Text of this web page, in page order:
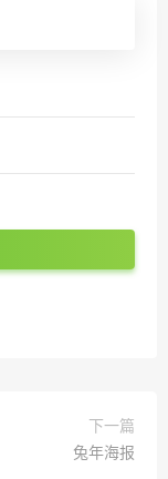
下一篇
兔年海报